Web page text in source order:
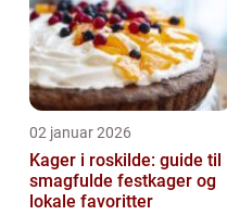
02 januar 2026
Kager i roskilde: guide til
smagfulde festkager og
lokale favoritter